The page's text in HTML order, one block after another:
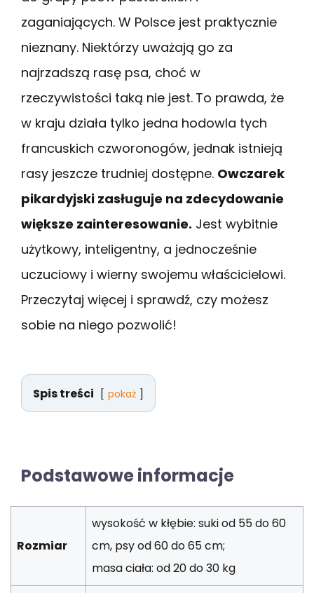
zaganiających. W Polsce jest praktycznie
nieznany. Niektórzy uważają go za
najrzadszą rasę psa, choć w
rzeczywistości taką nie jest. To prawda, że
w kraju działa tylko jedna hodowla tych
francuskich czworonogów, jednak istnieją
rasy jeszcze trudniej dostępne. Owczarek
pikardyjski zasługuje na zdecydowanie
większe zainteresowanie. Jest wybitnie
użytkowy, inteligentny, a jednocześnie
uczuciowy i wierny swojemu właścicielowi.
Przeczytaj więcej i sprawdź, czy możesz
sobie na niego pozwolić!
Spis treści pokaż
Podstawowe informacje
Rozmiar
wysokość w kłębie: suki od 55 do 60
cm, psy od 60 do 65 cm;
masa ciała: od 20 do 30 kg